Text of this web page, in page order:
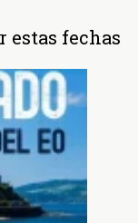
estas fechas